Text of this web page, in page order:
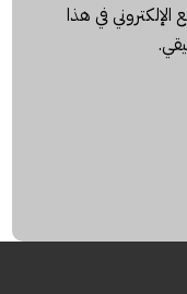
الإلكتروني في هذا